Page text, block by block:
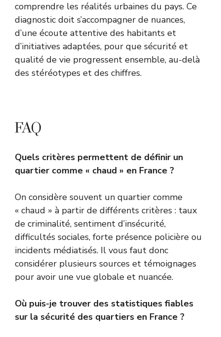
comprendre les réalités urbaines du pays. Ce
diagnostic doit s’accompagner de nuances,
d’une écoute attentive des habitants et
d’initiatives adaptées, pour que sécurité et
qualité de vie progressent ensemble, au-delà
des stéréotypes et des chiffres.
FAQ
Quels critères permettent de définir un
quartier comme « chaud » en France ?
On considère souvent un quartier comme
« chaud » à partir de différents critères : taux
de criminalité, sentiment d’insécurité,
difficultés sociales, forte présence policière ou
incidents médiatisés. Il vous faut donc
considérer plusieurs sources et témoignages
pour avoir une vue globale et nuancée.
Où puis-je trouver des statistiques fiables
sur la sécurité des quartiers en France ?